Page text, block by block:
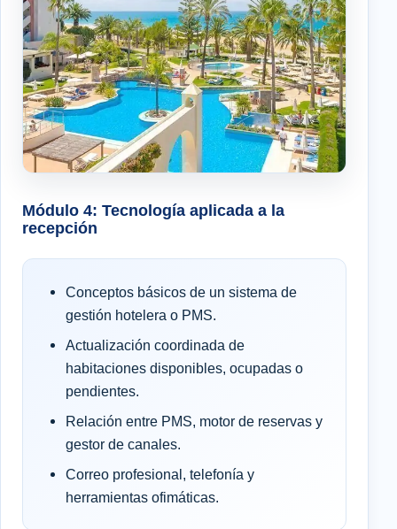
Módulo 4: Tecnología aplicada a la
recepción
Conceptos básicos de un sistema de
gestión hotelera o PMS.
Actualización coordinada de
habitaciones disponibles, ocupadas o
pendientes.
Relación entre PMS, motor de reservas y
gestor de canales.
Correo profesional, telefonía y
herramientas ofimáticas.